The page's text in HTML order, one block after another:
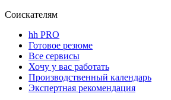
Соискателям
hh PRO
Готовое резюме
Все сервисы
Хочу у вас работать
Производственный календарь
Экспертная рекомендация